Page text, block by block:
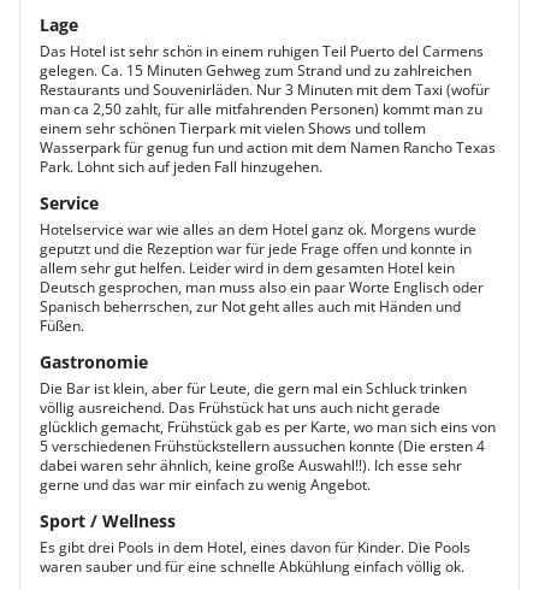
Lage
Das Hotel ist sehr schön in einem ruhigen Teil Puerto del Carmens
gelegen. Ca. 15 Minuten Gehweg zum Strand und zu zahlreichen
Restaurants und Souvenirläden. Nur 3 Minuten mit dem Taxi (wofür
man ca 2,50 zahlt, für alle mitfahrenden Personen) kommt man zu
einem sehr schönen Tierpark mit vielen Shows und tollem
Wasserpark für genug fun und action mit dem Namen Rancho Texas
Park. Lohnt sich auf jeden Fall hinzugehen.
Service
Hotelservice war wie alles an dem Hotel ganz ok. Morgens wurde
geputzt und die Rezeption war für jede Frage offen und konnte in
allem sehr gut helfen. Leider wird in dem gesamten Hotel kein
Deutsch gesprochen, man muss also ein paar Worte Englisch oder
Spanisch beherrschen, zur Not geht alles auch mit Händen und
Füßen.
Gastronomie
Die Bar ist klein, aber für Leute, die gern mal ein Schluck trinken
völlig ausreichend. Das Frühstück hat uns auch nicht gerade
glücklich gemacht, Frühstück gab es per Karte, wo man sich eins von
5 verschiedenen Frühstückstellern aussuchen konnte (Die ersten 4
dabei waren sehr ähnlich, keine große Auswahl!!). Ich esse sehr
gerne und das war mir einfach zu wenig Angebot.
Sport / Wellness
Es gibt drei Pools in dem Hotel, eines davon für Kinder. Die Pools
waren sauber und für eine schnelle Abkühlung einfach völlig ok.